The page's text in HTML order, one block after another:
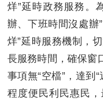
烊”延時政務服務。
辦、下班時間沒處辦
烊”延時服務機制，
長服務時間，確保窗
事項無“空檔”，達到
程度便民利民惠民